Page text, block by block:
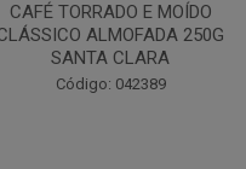
Copo Plástico Branco 180ml
Pacote c/100 - Cristalcopo
Código: 031413